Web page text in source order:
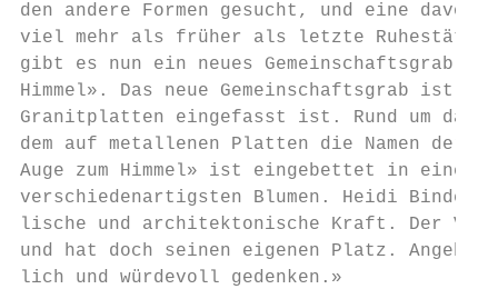
den andere Formen gesucht, und eine
viel mehr als früher als letzte Ruhestätte
gibt es nun ein neues Gemeinschaftsgrab mit
Himmel». Das neue Gemeinschaftsgrab ist
Granitplatten eingefasst ist. Rund um
dem auf metallenen Platten die Namen der
Auge zum Himmel» ist eingebettet in eine
verschiedenartigsten Blumen. Heidi Binder:
lische und architektonische Kraft. Der
und hat doch seinen eigenen Platz.
lich und würdevoll gedenken.»